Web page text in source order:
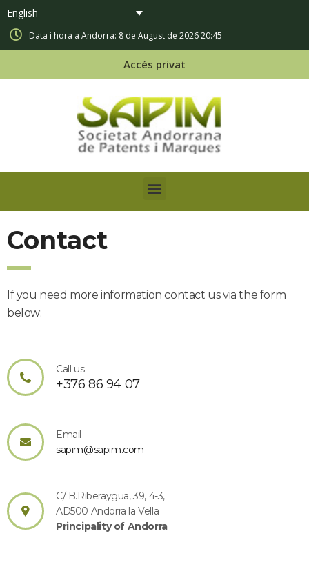
English
Data i hora a Andorra: 8 de August de 2026 20:45
Accés privat
Contact
If you need more information contact us via the form
below:
Call us
+376 86 94 07
Email
sapim@sapim.com
C/ B.Riberaygua, 39, 4-3,
AD500 Andorra la Vella
Principality of Andorra